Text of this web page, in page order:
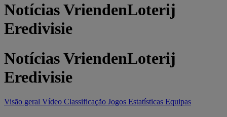
Notícias VriendenLoterij
Eredivisie
Notícias VriendenLoterij
Eredivisie
Visão geral Vídeo Classificação Jogos Estatísticas Equipas